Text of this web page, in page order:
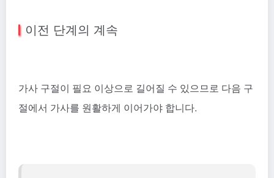
이전 단계의 계속
가사 구절이 필요 이상으로 길어질 수 있으므로 다음 구
절에서 가사를 원활하게 이어가야 합니다.